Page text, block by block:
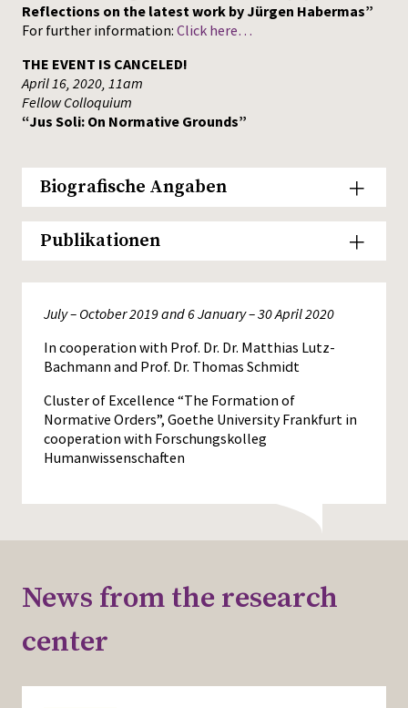
Reflections on the latest work by Jürgen Habermas”
For further information: Click here…
THE EVENT IS CANCELED!
April 16, 2020, 11am
Fellow Colloquium
“Jus Soli: On Normative Grounds”
Biografische Angaben
Publikationen
July – October 2019 and 6 January – 30 April 2020
In cooperation with Prof. Dr. Dr. Matthias Lutz-
Bachmann and Prof. Dr. Thomas Schmidt
Cluster of Excellence “The Formation of
Normative Orders”, Goethe University Frankfurt in
cooperation with Forschungskolleg
Humanwissenschaften
News from the research
center